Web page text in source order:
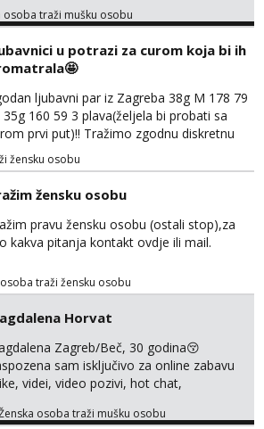
osoba traži mušku osobu
u potrazi za curom koja bi ih
ljubavni par iz Zagreba 38g M 178 79
35g 160 59 3 plava(željela bi probati sa
prvi put)!! Tražimo zgodnu diskretnu
koja bi nas promatrala dok imamo
odnos. Može se pridruziti ali i ne
da uzivamo diskretno anonimno
upoznavanja puno.Sliku mozemo
najbolje uzivo se upoznati. Na
smo do 15.8 poslije tog mozemo se
žensku osobu
žensku osobu
pravu žensku osobu (ostali stop),za
kakva pitanja kontakt ovdje ili mail.
traži žensku osobu
Horvat
Zagreb/Beč, 30 godina😚
sam isključivo za online zabavu
videi, video pozivi, hot chat,
su MOJE❗ Instagram:
osoba traži mušku osobu